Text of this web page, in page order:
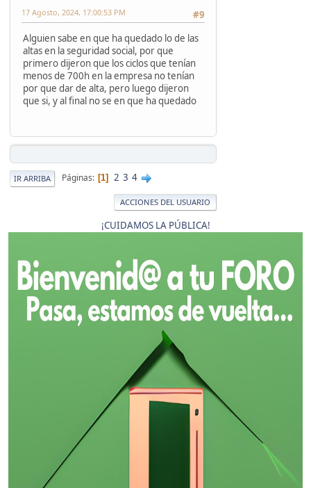
#9
17 Agosto, 2024, 17:00:53 PM
Alguien sabe en que ha quedado lo de las
altas en la seguridad social, por que
primero dijeron que los ciclos que tenían
menos de 700h en la empresa no tenían
por que dar de alta, pero luego dijeron
que si, y al final no se en que ha quedado
IR ARRIBA Páginas 1 2 3 4
ACCIONES DEL USUARIO
¡CUIDAMOS LA PÚBLICA!